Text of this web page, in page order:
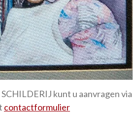
kunt u aanvragen via
contactformulier